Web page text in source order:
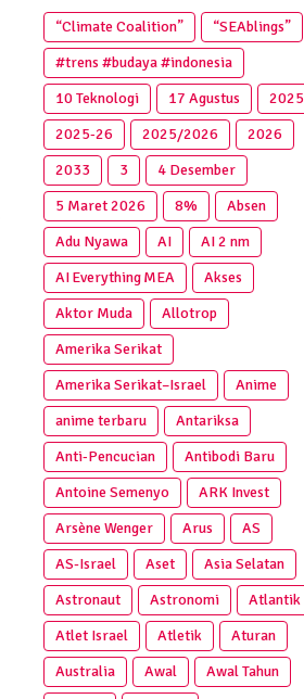
“Climate Coalition”
“SEAblings”
#trens #budaya #indonesia
10 Teknologi
17 Agustus
2025
2025‑26
2025/2026
2026
2033
3
4 Desember
5 Maret 2026
8%
Absen
Adu Nyawa
AI
AI 2 nm
AI Everything MEA
Akses
Aktor Muda
Allotrop
Amerika Serikat
Amerika Serikat–Israel
Anime
anime terbaru
Antariksa
Anti‑Pencucian
Antibodi Baru
Antoine Semenyo
ARK Invest
Arsène Wenger
Arus
AS
AS-Israel
Aset
Asia Selatan
Astronaut
Astronomi
Atlantik
Atlet Israel
Atletik
Aturan
Australia
Awal
Awal Tahun